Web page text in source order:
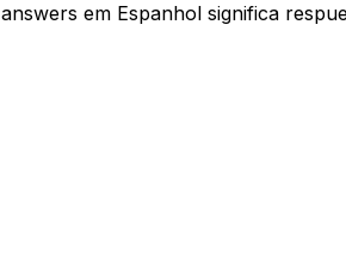
answers em Espanhol significa